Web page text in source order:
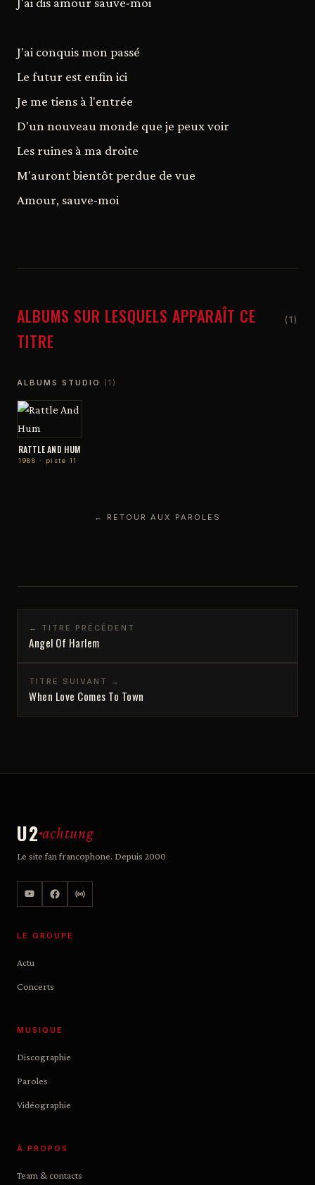
J'ai conquis mon passé
Le futur est enfin ici
Je me tiens à l'entrée
D'un nouveau monde que je peux voir
Les ruines à ma droite
M'auront bientôt perdue de vue
Amour, sauve-moi
ALBUMS SUR LESQUELS APPARAÎT CE
TITRE
(1)
ALBUMS STUDIO (1)
RATTLE AND HUM
1988 · piste 11
← RETOUR AUX PAROLES
← TITRE PRÉCÉDENT
Angel Of Harlem
TITRE SUIVANT →
When Love Comes To Town
U2 achtung
Le site fan francophone. Depuis 2000
LE GROUPE
Actu
Concerts
MUSIQUE
Discographie
Paroles
Vidéographie
À PROPOS
Team & contacts